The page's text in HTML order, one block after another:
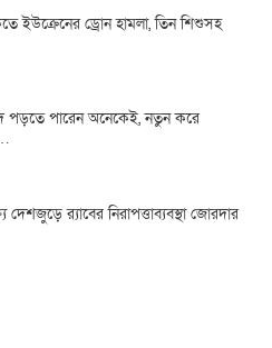
ইউক্রেনের ড্রোন হামলা, তিন শিশুসহ
পড়তে পারেন অনেকেই, নতুন করে
র‌্যাবের নিরাপত্তাব্যবস্থা জোরদার